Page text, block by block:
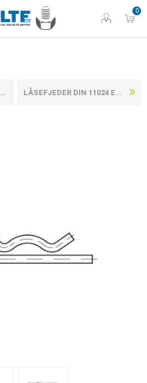
0
LÅSEFJEDER DIN 11024 ELFORZINKET STÅL, SINGLE TYPE 4 (100 STK)